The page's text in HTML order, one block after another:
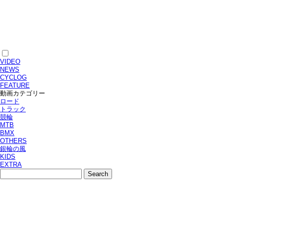
VIDEO
NEWS
CYCLOG
FEATURE
動画カテゴリー
ロード
トラック
競輪
MTB
BMX
OTHERS
銀輪の風
KIDS
EXTRA